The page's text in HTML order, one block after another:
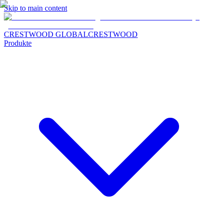
Skip to main content
CRESTWOOD GLOBALCRESTWOOD
Produkte